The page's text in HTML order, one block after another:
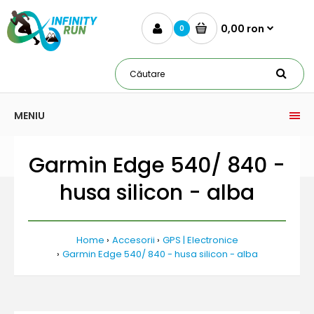
0 0,00 ron
MENIU
Garmin Edge 540/ 840 -
husa silicon - alba
Home Accesorii
GPS | Electronice
Garmin Edge 540/ 840 - husa silicon - alba